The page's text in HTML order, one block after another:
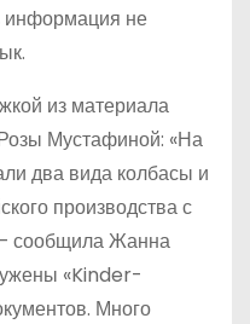
информация не
из материала
Мустафиной: «На
два вида колбасы и
производства с
сообщила Жанна
«Kinder-
Много